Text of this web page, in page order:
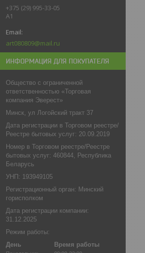
+375 (29) 995-33-05
A1
art080809@mail.ru
ИНФОРМАЦИЯ ДЛЯ ПОКУПАТЕЛЯ
Общество с ограниченной
ответственностью «Торговая
компания Эверест»
Минск, ул Логойский тракт 37
Дата регистрации в Торговом реестре/
Реестре бытовых услуг: 20.09.2019
Номер в Торговом реестре/Реестре
бытовых услуг: 460844, Республика
Беларусь
УНП: 193949105
Регистрационный орган: Минский
горисполком
Дата регистрации компании:
31.12.2025
Режим работы:
День
Время работы